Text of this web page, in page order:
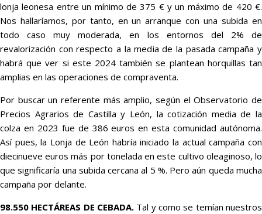
lonja leonesa entre un mínimo de 375 € y un máximo de 420 €.
Nos hallaríamos, por tanto, en un arranque con una subida en
todo caso muy moderada, en los entornos del 2% de
revalorización con respecto a la media de la pasada campaña y
habrá que ver si este 2024 también se plantean horquillas tan
amplias en las operaciones de compraventa.
Por buscar un referente más amplio, según el Observatorio de
Precios Agrarios de Castilla y León, la cotización media de la
colza en 2023 fue de 386 euros en esta comunidad autónoma.
Así pues, la Lonja de León habría iniciado la actual campaña con
diecinueve euros más por tonelada en este cultivo oleaginoso, lo
que significaría una subida cercana al 5 %. Pero aún queda mucha
campaña por delante.
98.550 HECTÁREAS DE CEBADA. Tal y como se temían nuestros